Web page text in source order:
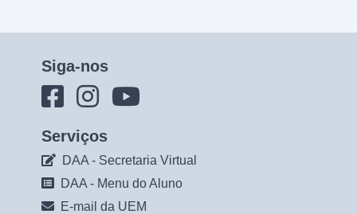
Siga-nos
Serviços
DAA - Secretaria Virtual
DAA - Menu do Aluno
E-mail da UEM